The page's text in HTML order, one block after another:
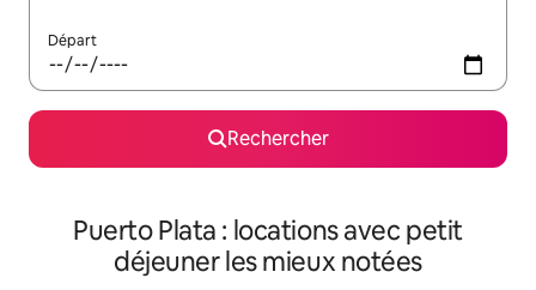
Départ
Rechercher
Puerto Plata : locations avec petit
déjeuner les mieux notées